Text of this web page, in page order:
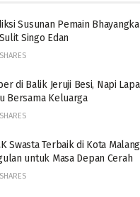
Susunan Pemain
Singo Edan
di Balik Jeruji Besi, Napi
Bersama Keluarga
Swasta Terbaik di Kota
untuk Masa Depan Cerah